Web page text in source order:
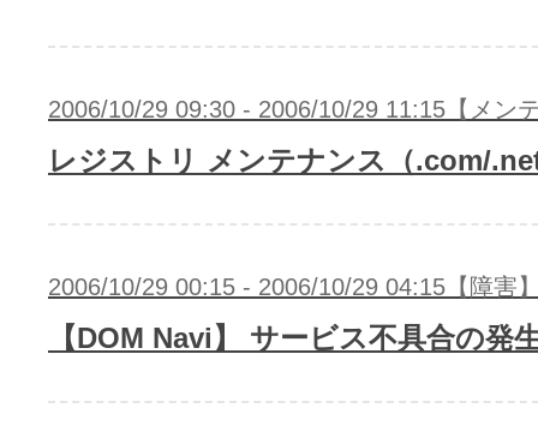
2006/10/29 09:30 - 2006/10/29 11:15【メン
レジストリ メンテナンス（.com/
2006/10/29 00:15 - 2006/10/29 04:15【障害
【DOM Navi】 サービス不具合の発